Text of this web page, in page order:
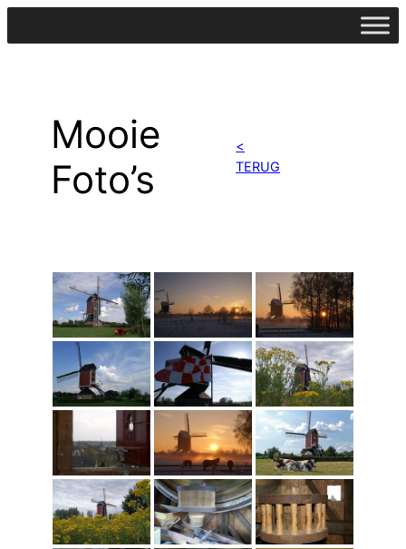
Mooie
Foto’s
<
TERUG